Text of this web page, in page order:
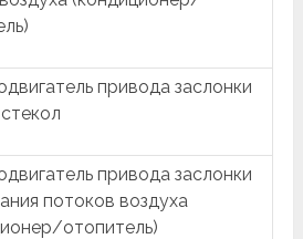
привода заслонки
привода заслонки
потоков воздуха
отопитель)